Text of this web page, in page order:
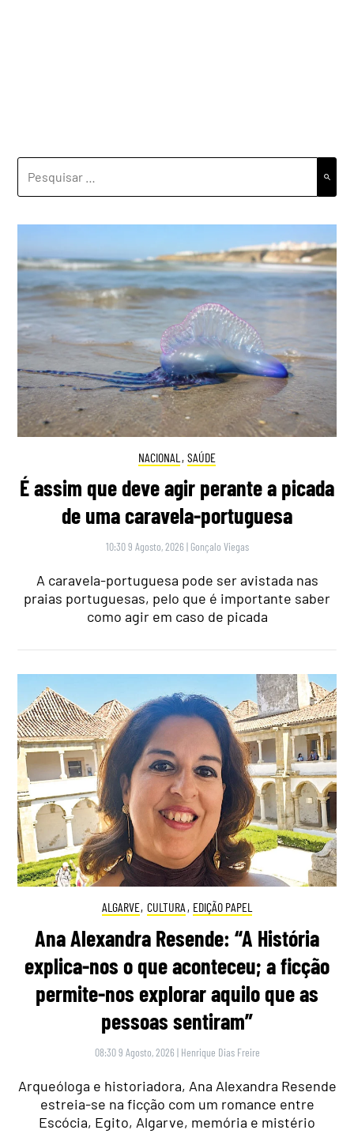
NACIONAL , SAÚDE
É assim que deve agir perante a picada
de uma caravela-portuguesa
10:30 9 Agosto, 2026 | Gonçalo Viegas
A caravela-portuguesa pode ser avistada nas
praias portuguesas, pelo que é importante saber
como agir em caso de picada
ALGARVE, CULTURA , EDIÇÃO PAPEL
Ana Alexandra Resende: “A História
explica-nos o que aconteceu; a ficção
permite-nos explorar aquilo que as
pessoas sentiram”
08:30 9 Agosto, 2026 | Henrique Dias Freire
Arqueóloga e historiadora, Ana Alexandra Resende
estreia-se na ficção com um romance entre
Escócia, Egito, Algarve, memória e mistério